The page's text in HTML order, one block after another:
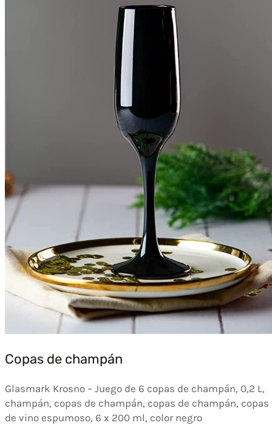
Copas de champán
Glasmark Krosno – Juego de 6 copas de champán, 0,2 L,
champán, copas de champán, copas de champán, copas
de vino espumoso, 6 x 200 ml, color negro